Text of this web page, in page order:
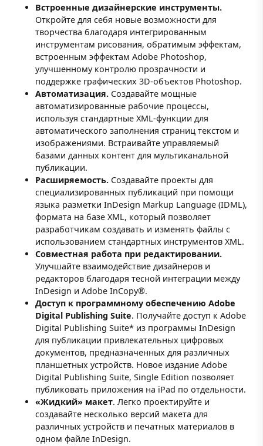
Встроенные дизайнерские инструменты.
Откройте для себя новые возможности для
творчества благодаря интегрированным
инструментам рисования, обратимым эффектам,
встроенным эффектам Adobe Photoshop,
улучшенному контролю прозрачности и
поддержке графических 3D-объектов Photoshop.
Автоматизация. Создавайте мощные
автоматизированные рабочие процессы,
используя стандартные XML-функции для
автоматического заполнения страниц текстом и
изображениями. Встраивайте управляемый
базами данных контент для мультиканальной
публикации.
Расширяемость. Создавайте проекты для
специализированных публикаций при помощи
языка разметки InDesign Markup Language (IDML),
формата на базе XML, который позволяет
разработчикам создавать и изменять файлы с
использованием стандартных инструментов XML.
Совместная работа при редактировании.
Улучшайте взаимодействие дизайнеров и
редакторов благодаря тесной интеграции между
InDesign и Adobe InCopy®.
Доступ к программному обеспечению Adobe
Digital Publishing Suite. Получайте доступ к Adobe
Digital Publishing Suite* из программы InDesign
для публикации привлекательных цифровых
документов, предназначенных для различных
планшетных устройств. Новое издание Adobe
Digital Publishing Suite, Single Edition позволяет
публиковать приложения на iPad по отдельности.
«Жидкий» макет. Легко проектируйте и
создавайте несколько версий макета для
различных устройств и печатных материалов в
одном файле InDesign.